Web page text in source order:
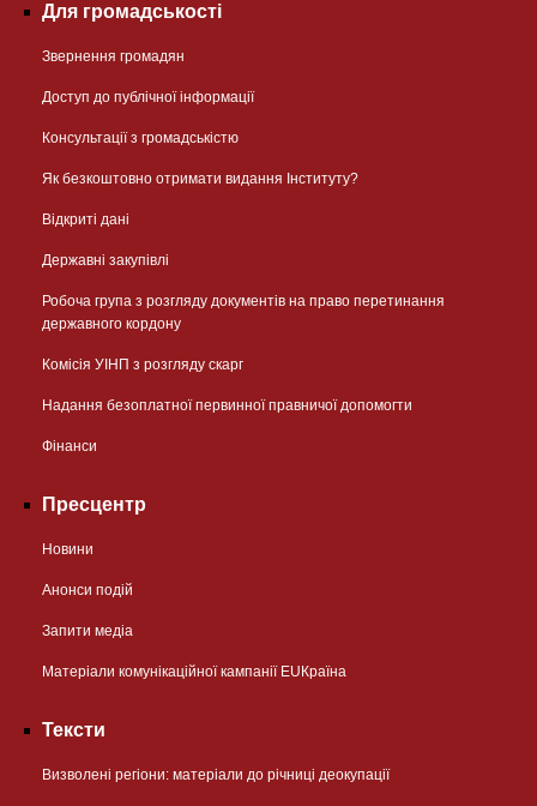
Для громадськості
Звернення громадян
Доступ до публічної інформації
Консультації з громадськістю
Як безкоштовно отримати видання Інституту?
Відкриті дані
Державні закупівлі
Робоча група з розгляду документів на право перетинання
державного кордону
Комісія УІНП з розгляду скарг
Надання безоплатної первинної правничої допомогти
Фінанси
Пресцентр
Новини
Анонси подій
Запити медіа
Матеріали комунікаційної кампанії EUКраїна
Тексти
Визволені регіони: матеріали до річниці деокупації